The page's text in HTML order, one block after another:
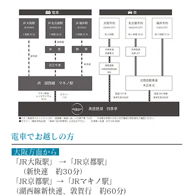
電車でお越しの方
大阪方面から
「JR大阪駅」 →「JR京都駅」
（新快速 約30分）
「JR京都駅」→「JRマキノ駅」
（湖西線新快速、敦賀行 約60分)